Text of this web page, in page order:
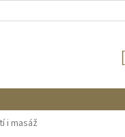
i masáž